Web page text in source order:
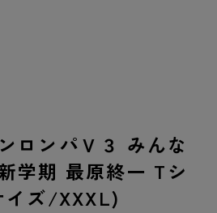
ロンパＶ３ みんな
学期 最原終一 Tシ
イズ/XXXL)